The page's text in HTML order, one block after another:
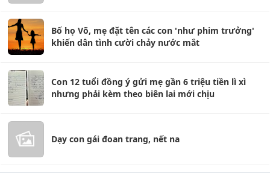
Bố họ Võ, mẹ đặt tên các con 'như phim trưởng'
khiến dân tình cười chảy nước mắt
Con 12 tuổi đồng ý gửi mẹ gần 6 triệu tiền lì xì
nhưng phải kèm theo biên lai mới chịu
Dạy con gái đoan trang, nết na